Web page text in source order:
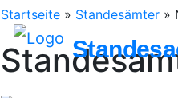
Startseite » Standesämter »